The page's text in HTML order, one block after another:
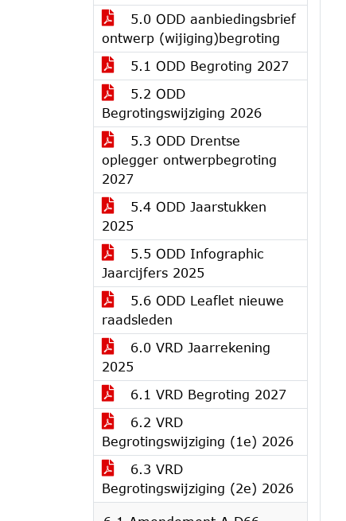
5.0 ODD aanbiedingsbrief
ontwerp (wijiging)begroting
5.1 ODD Begroting 2027
5.2 ODD
Begrotingswijziging 2026
5.3 ODD Drentse
oplegger ontwerpbegroting
2027
5.4 ODD Jaarstukken
2025
5.5 ODD Infographic
Jaarcijfers 2025
5.6 ODD Leaflet nieuwe
raadsleden
6.0 VRD Jaarrekening
2025
6.1 VRD Begroting 2027
6.2 VRD
Begrotingswijziging (1e) 2026
6.3 VRD
Begrotingswijziging (2e) 2026